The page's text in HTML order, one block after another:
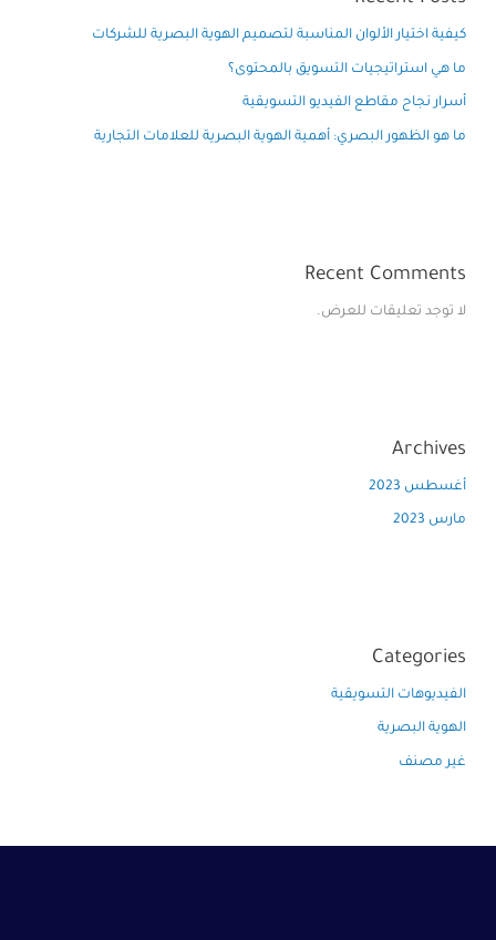
كيفية اختيار الألوان المناسبة لتصميم الهوية البصرية للشركات
ما هي استراتيجيات التسويق بالمحتوى؟
أسرار نجاح مقاطع الفيديو التسويقية
ما هو الظهور البصري: أهمية الهوية البصرية للعلامات التجارية
Recent Comments
لا توجد تعليقات للعرض.
Archives
أغسطس 2023
مارس 2023
Categories
الفيديوهات التسويقية
الهوية البصرية
غير مصنف